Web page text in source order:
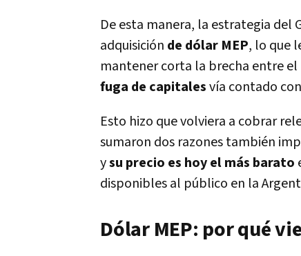
De esta manera, la estrategia del
adquisición de dólar MEP, lo que
mantener corta la brecha entre
fuga de capitalesvía contado
Esto hizo que volviera a cobrar
sumaron dos razones también
ysu precio es hoy el más barato
disponibles al público en la
Dólar MEP: por qué